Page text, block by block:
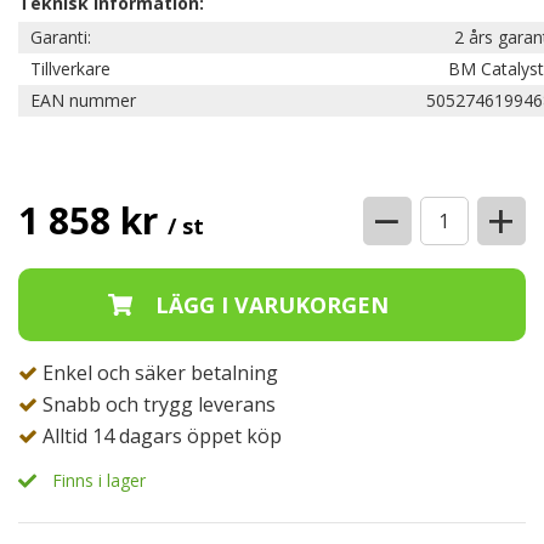
Garanti:
2 års
Tillverkare
BM
EAN nummer
1 858 kr / st − +
Enkel och säker betalning
Snabb och trygg leverans
Alltid 14 dagars öppet köp
Finns i lager